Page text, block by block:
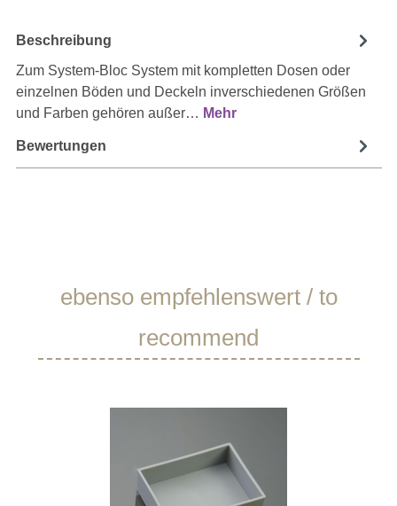
Beschreibung
Zum System-Bloc System mit kompletten Dosen oder
einzelnen Böden und Deckeln inverschiedenen Größen
und Farben gehören außer… Mehr
Bewertungen
Produktgalerie überspringen
ebenso empfehlenswert / to
recommend